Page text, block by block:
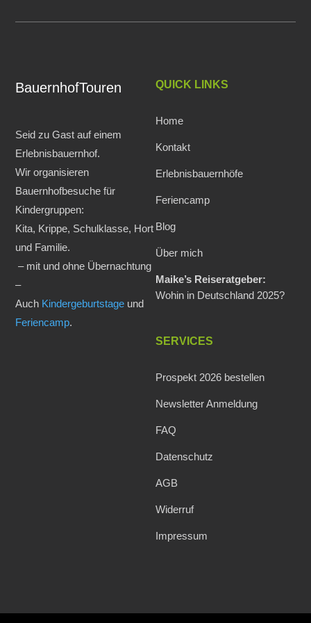
BauernhofTouren
Seid zu Gast auf einem
Erlebnisbauernhof.
Wir organisieren
Bauernhofbesuche für
Kindergruppen:
Kita, Krippe, Schulklasse, Hort
und Familie.
– mit und ohne Übernachtung
–
Auch Kindergeburtstage und
Feriencamp.
QUICK LINKS
Home
Kontakt
Erlebnisbauernhöfe
Feriencamp
Blog
Über mich
Maike’s Reiseratgeber:
Wohin in Deutschland 2025?
SERVICES
Prospekt 2026 bestellen
Newsletter Anmeldung
FAQ
Datenschutz
AGB
Widerruf
Impressum